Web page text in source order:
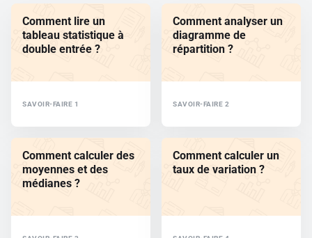
Comment lire un
tableau statistique à
double entrée ?
SAVOIR-FAIRE 1
Comment analyser un
diagramme de
répartition ?
SAVOIR-FAIRE 2
Comment calculer des
moyennes et des
médianes ?
Comment calculer un
taux de variation ?